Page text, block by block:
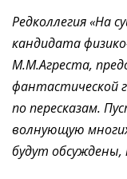
Редколлегия «На
кандидата
М.М.Агреста,
фантастической
по пересказам.
волнующую
будут